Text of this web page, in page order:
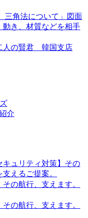
三角法について」図面
動き、材質などを相手
人の賢君 韓国支店
キュリティ対策】その
えるご提案。
の航行、支えます。
の航行、支えます。